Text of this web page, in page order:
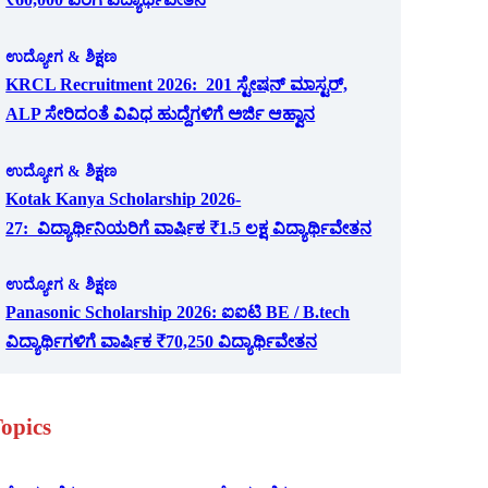
ಉದ್ಯೋಗ & ಶಿಕ್ಷಣ
KRCL Recruitment 2026: 201 ಸ್ಟೇಷನ್ ಮಾಸ್ಟರ್,
ALP ಸೇರಿದಂತೆ ವಿವಿಧ ಹುದ್ದೆಗಳಿಗೆ ಅರ್ಜಿ ಆಹ್ವಾನ
ಉದ್ಯೋಗ & ಶಿಕ್ಷಣ
Kotak Kanya Scholarship 2026-
27: ವಿದ್ಯಾರ್ಥಿನಿಯರಿಗೆ ವಾರ್ಷಿಕ ₹1.5 ಲಕ್ಷ ವಿದ್ಯಾರ್ಥಿವೇತನ
ಉದ್ಯೋಗ & ಶಿಕ್ಷಣ
Panasonic Scholarship 2026: ಐಐಟಿ BE / B.tech
ವಿದ್ಯಾರ್ಥಿಗಳಿಗೆ ವಾರ್ಷಿಕ ₹70,250 ವಿದ್ಯಾರ್ಥಿವೇತನ